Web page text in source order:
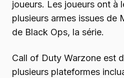
joueurs. Les joueurs ont à
plusieurs armes issues de
de Black Ops, la série.
Call of Duty Warzone est
plusieurs plateformes